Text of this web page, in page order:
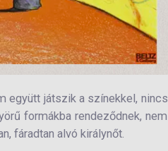
együtt játszik a színekkel, nincs
formákba rendeződnek, nem
fáradtan alvó királynőt.